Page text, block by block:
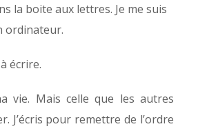
la boite aux lettres. Je me suis
ordinateur.
écrire.
vie. Mais celle que les autres
J’écris pour remettre de l’ordre